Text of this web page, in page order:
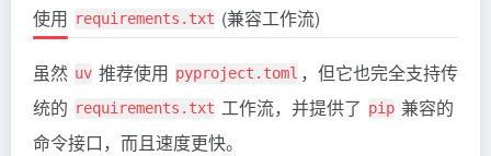
使用 requirements.txt (兼容工作流)
虽然 uv 推荐使用 pyproject.toml ，但它也完全支持传
统的 requirements.txt 工作流，并提供了 pip 兼容的
命令接口，而且速度更快。